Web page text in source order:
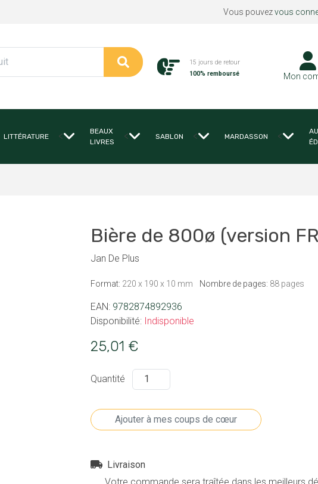
Vous pouvezvous
15 jours de retour
100% remboursé
Mon
LITTÉRATURE <
BEAUX
LIVRES
< SABLON < MARDASSON <
Bière de 800ø (version
Jan De Plus
Format: 220 x 190 x 10 mm Nombre de pages: 88 pages
EAN: 9782874892936
Disponibilité: Indisponible
25,01 €
Quantité
Livraison